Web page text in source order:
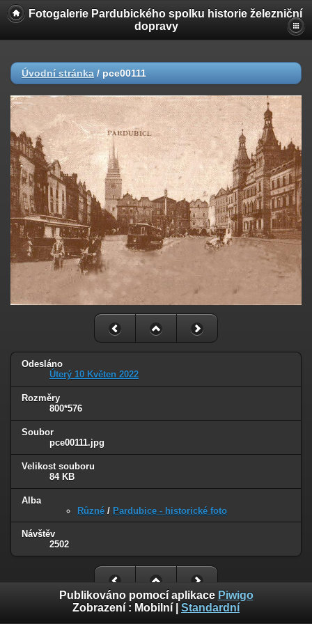
Fotogalerie Pardubického spolku historie železniční
dopravy
Úvodní stránka / pce00111
Odesláno
Úterý 10 Květen 2022
Rozměry
800*576
Soubor
pce00111.jpg
Velikost souboru
84 KB
Alba
Různé / Pardubice - historické foto
Návštěv
2502
Publikováno pomocí aplikace Piwigo
Zobrazení : Mobilní Standardní